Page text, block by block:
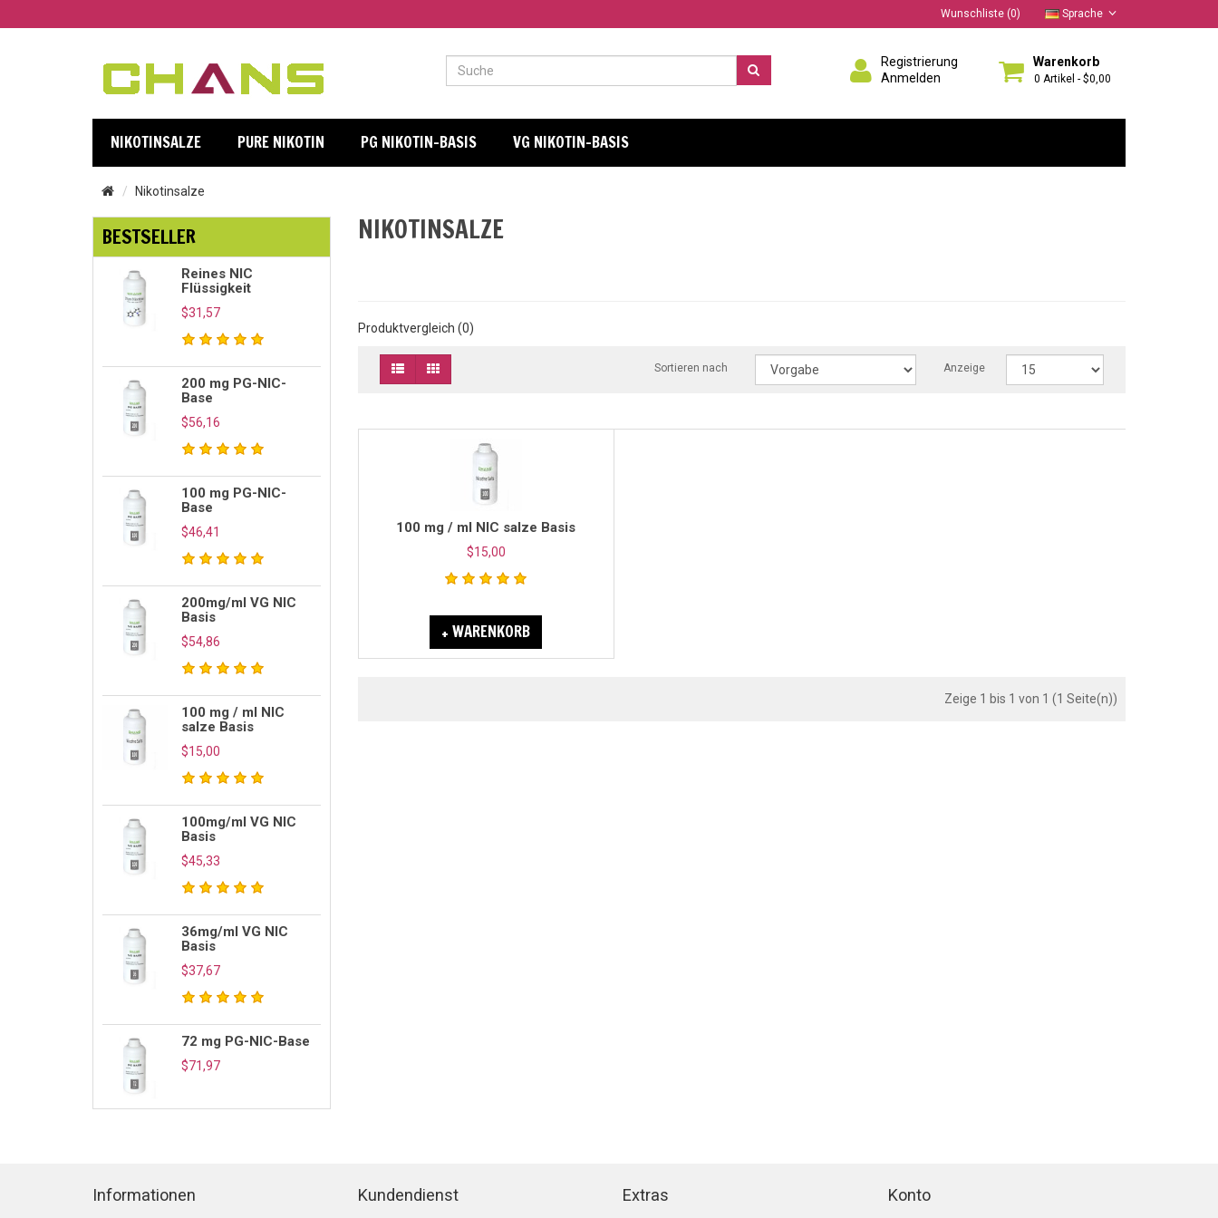
Wunschliste (0) Sprache
Warenkorb
0 Artikel - $0,00
Registrierung
Anmelden
NIKOTINSALZE PURE NIKOTIN PG NIKOTIN-BASIS VG NIKOTIN-BASIS
Nikotinsalze
BESTSELLER
Reines NIC
Flüssigkeit
$31,57
200 mg PG-NIC-
Base
$56,16
100 mg PG-NIC-
Base
$46,41
200mg/ml VG NIC
Basis
$54,86
100 mg / ml NIC
salze Basis
$15,00
100mg/ml VG NIC
Basis
$45,33
36mg/ml VG NIC
Basis
$37,67
72 mg PG-NIC-Base
$71,97
NIKOTINSALZE
Produktvergleich (0)
Sortieren nach Anzeige
100 mg / ml NIC salze Basis
$15,00
+ WARENKORB
Zeige 1 bis 1 von 1 (1 Seite(n))
Informationen Kundendienst Extras Konto